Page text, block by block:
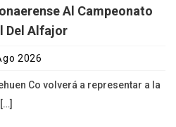
Al Campeonato
Del Alfajor
2026
Co volverá a representar a la